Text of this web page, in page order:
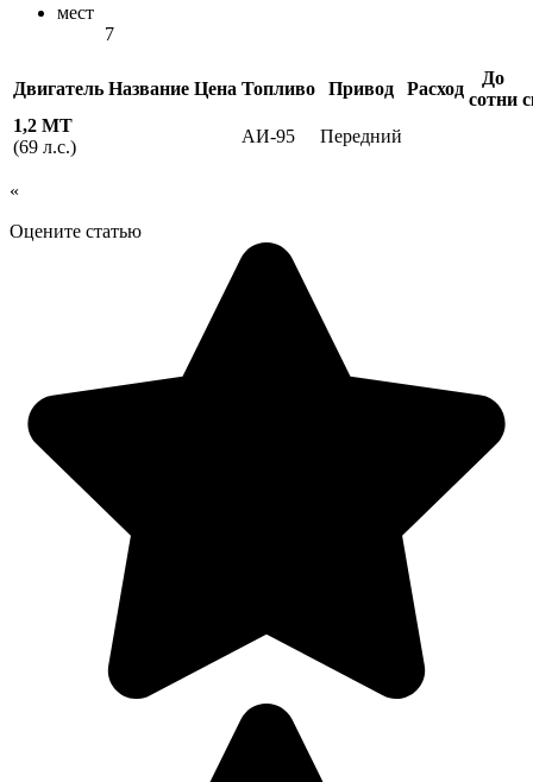
мест
7
Двигатель Название Цена Топливо Привод Расход
До
сотни
1,2 MT
(69 л.с.)
АИ-95 Передний
«
Оцените статью